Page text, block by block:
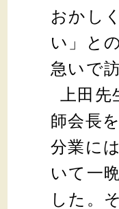
おかし
い」と
急いで
上田
師会長
分業に
いて一
した。